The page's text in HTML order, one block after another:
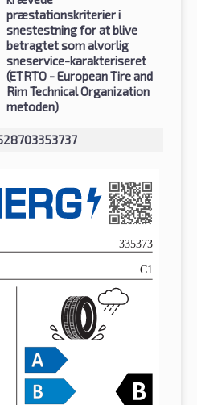
præstationskriterier i
snestestning for at blive
betragtet som alvorlig
sneservice-karakteriseret
(ETRTO - European Tire and
Rim Technical Organization
metoden)